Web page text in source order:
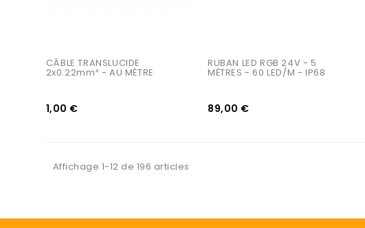
CÂBLE TRANSLUCIDE
2x0.22mm² - AU MÈTRE
1,00 €
RUBAN LED RGB 24V - 5
MÈTRES - 60 LED/m - IP68
89,00 €
Affichage 1-12 de 196 articles